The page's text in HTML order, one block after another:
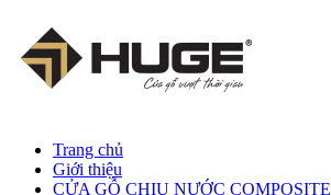
Trang chủ
Giới thiệu
CỬA GỖ CHỊU NƯỚC COMPOSITE